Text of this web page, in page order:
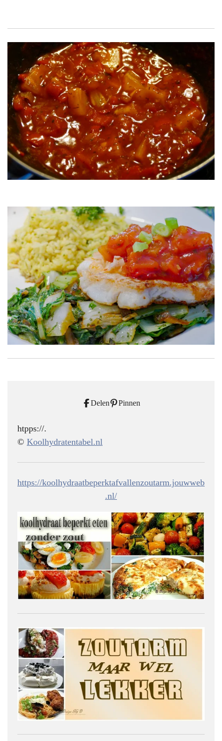
Delen Pinnen
htpps://.
© Koolhydratentabel.nl
https://koolhydraatbeperktafvallenzoutarm.jouwweb
.nl/